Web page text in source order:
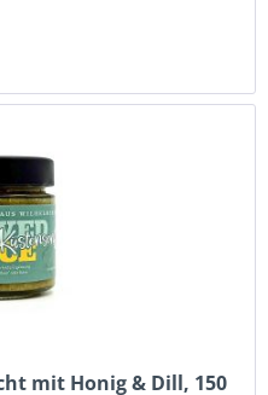
mit Honig & Dill, 150